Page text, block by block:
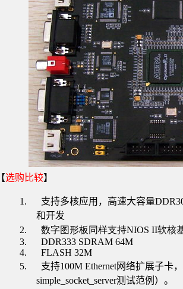
【选购比较】
1. 支持多核应用，高速大容量
和开发
2. 数字图形板同样支持NIOS II软核
3.
DDR333 SDRAM 64M
4.
FLASH 32M
5.
支持100M Ethernet网络扩展子卡
simple_socket_server测试范例）。